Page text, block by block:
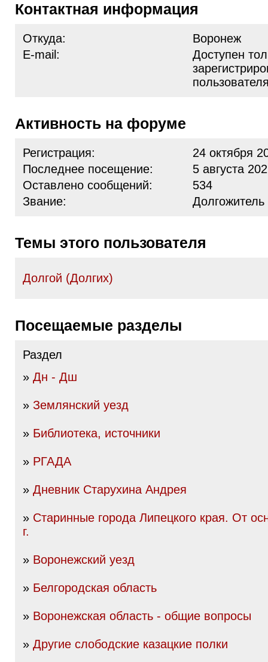
Контактная информация
Откуда:
Воронеж
E-mail:
Доступен
Активность на форуме
Регистрация:
24 октября
Последнее посещение:
5 августа
Оставлено сообщений:
534
Звание:
Темы этого пользователя
Долгой (Долгих)
Посещаемые разделы
Раздел
» Дн - Дш
» Землянский уезд
» Библиотека, источники
» РГАДА
» Дневник Старухина Андрея
» Старинные города Липецкого края. От
г.
» Воронежский уезд
» Белгородская область
» Воронежская область - общие вопросы
» Другие слободские казацкие полки